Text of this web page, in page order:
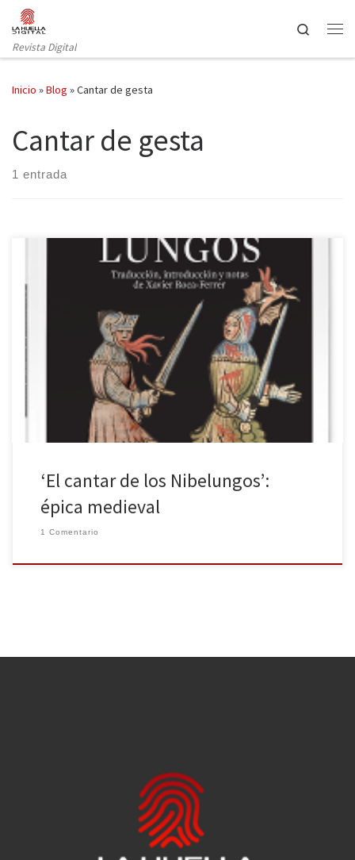
Saltar al contenido
Revista Digital
Search
Inicio »Blog »Cantar de gesta
Cantar de gesta
1 entrada
El cantar de los Nibelungos se constata como uno de los poemas
épicos occidentales más oscuros y trágicos. Ahora, Arpa
editores vuelve a publicar la obra en una edición especialmente
cuidada con ilustraciones al comienzo y al final; además, cuenta
con la traducción, la introducción, las notas al texto y comentarios
‘El cantar de los Nibelungos’:
épica medieval
1 Comentario